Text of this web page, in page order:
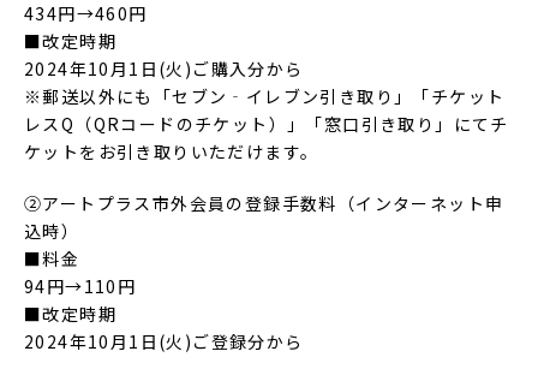
434円→460円
■改定時期
2024年10月1日(火)ご購入分から
※郵送以外にも「セブン‐イレブン引き取り」「チケット
レスQ（QRコードのチケット）」「窓口引き取り」にてチ
ケットをお引き取りいただけます。
②アートプラス市外会員の登録手数料（インターネット申
込時）
■料金
94円→110円
■改定時期
2024年10月1日(火)ご登録分から